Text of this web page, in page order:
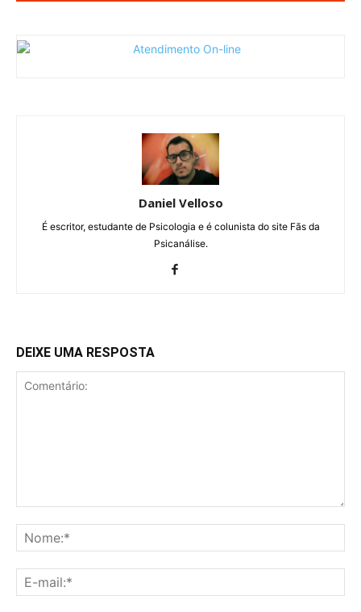
Daniel Velloso
É escritor, estudante de Psicologia e é colunista do site Fãs da
Psicanálise.
DEIXE UMA RESPOSTA